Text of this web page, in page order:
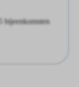
5 bijeenkomsten